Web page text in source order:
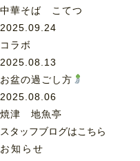
中華そば こてつ
2025.09.24
コラボ
2025.08.13
お盆の過ごし方
2025.08.06
焼津 地魚亭
スタッフブログはこちら
お知らせ